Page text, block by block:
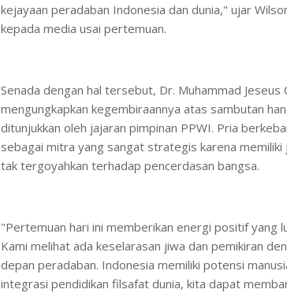
kejayaan peradaban Indonesia dan dunia," ujar
kepada media usai pertemuan.
Senada dengan hal tersebut, Dr. Muhammad Jeseus
mengungkapkan kegembiraannya atas sambutan
ditunjukkan oleh jajaran pimpinan PPWI. Pria
sebagai mitra yang sangat strategis karena
tak tergoyahkan terhadap pencerdasan bangsa.
"Pertemuan hari ini memberikan energi positif yang
Kami melihat ada keselarasan jiwa dan pemikiran
depan peradaban. Indonesia memiliki potensi
integrasi pendidikan filsafat dunia, kita dapat